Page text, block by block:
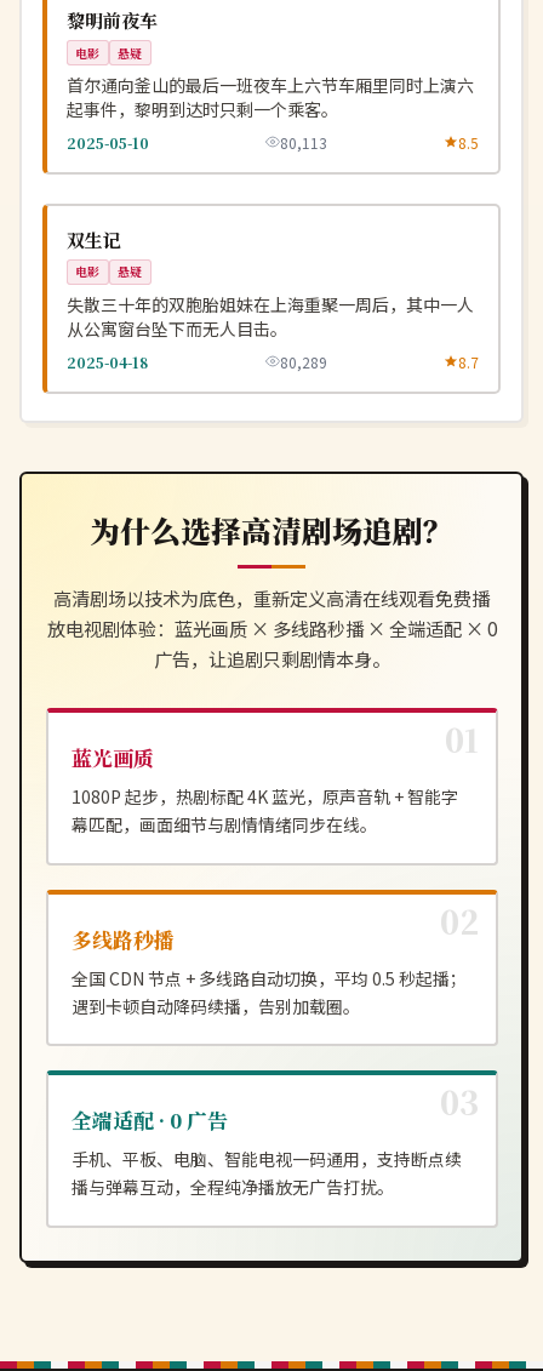
韩国
黎明前夜车
电影 悬疑
首尔通向釜山的最后一班夜车上六节车厢里同时上演六
起事件，黎明到达时只剩一个乘客。
2025-05-10 80,113 8.5
中国
双生记
电影 悬疑
失散三十年的双胞胎姐妹在上海重聚一周后，其中一人
从公寓窗台坠下而无人目击。
2025-04-18 80,289 8.7
为什么选择高清剧场追剧？
高清剧场以技术为底色，重新定义高清在线观看免费播
放电视剧体验：蓝光画质 × 多线路秒播 × 全端适配 × 0
广告，让追剧只剩剧情本身。
蓝光画质
1080P 起步，热剧标配 4K 蓝光，原声音轨 + 智能字
幕匹配，画面细节与剧情情绪同步在线。
多线路秒播
全国 CDN 节点 + 多线路自动切换，平均 0.5 秒起播；
遇到卡顿自动降码续播，告别加载圈。
全端适配 · 0 广告
手机、平板、电脑、智能电视一码通用，支持断点续
播与弹幕互动，全程纯净播放无广告打扰。